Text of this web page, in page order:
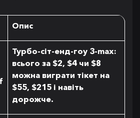
Опис
Турбо-сіт-енд-гоу 3-max:
всього за $2, $4 чи $8
можна виграти тікет на
$55, $215 і навіть
дорожче.